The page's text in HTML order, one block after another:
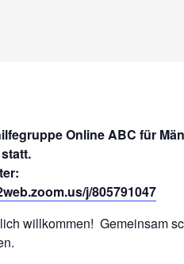
Online ABC für
j/805791047
willkommen! Gemeinsam